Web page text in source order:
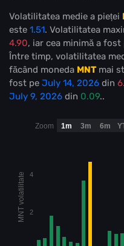
Volatilitatea medie a pieței
este 1.51. Volatilitatea
4.90, iar cea minimă a fost
Între timp, volatilitatea
făcând moneda MNTmai
fost pe July 14, 2026 din
July 9, 2026 din 0.09..
MNT volatilitate 2
4
Zoom 1m 3m 6m